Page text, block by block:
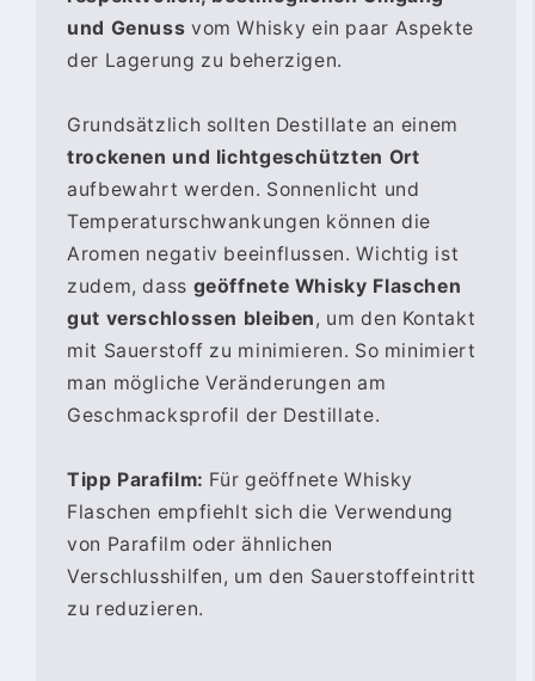
und Genuss vom Whisky ein paar Aspekte
der Lagerung zu beherzigen.
Grundsätzlich sollten Destillate an einem
trockenen und lichtgeschützten Ort
aufbewahrt werden. Sonnenlicht und
Temperaturschwankungen können die
Aromen negativ beeinflussen. Wichtig ist
zudem, dass geöffnete Whisky Flaschen
gut verschlossen bleiben, um den Kontakt
mit Sauerstoff zu minimieren. So minimiert
man mögliche Veränderungen am
Geschmacksprofil der Destillate.
Tipp Parafilm: Für geöffnete Whisky
Flaschen empfiehlt sich die Verwendung
von Parafilm oder ähnlichen
Verschlusshilfen, um den Sauerstoffeintritt
zu reduzieren.